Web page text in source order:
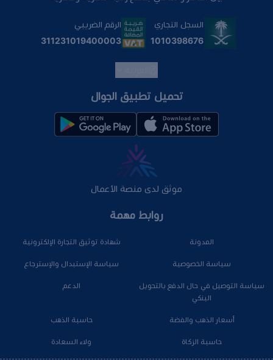
روابط مهمة
المدونة شهادة توثيق التجارة الإلكترونية
سياسة الخصوصية سياسة الإستبدال والإسترجاع
سياسة التوصيل في حال الدفع بالتحويل
البنكي
الدعم
أسعار الذهب والفضة حاسبة الذهب
حاسبة الزكاة ولاء السعادة
السجل التجاري
1010398676
الرقم الضريبي
311231019400003
تحميل تطبيق الجوال
موثق لدى منصة الأعمال